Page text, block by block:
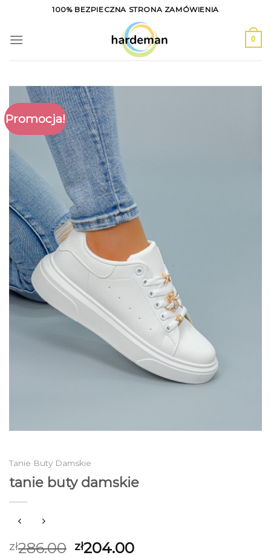
content
100% BEZPIECZNA STRONA ZAMÓWIENIA
0
Promocja!
Tanie Buty Damskie
tanie buty damskie
zł286.00 zł204.00